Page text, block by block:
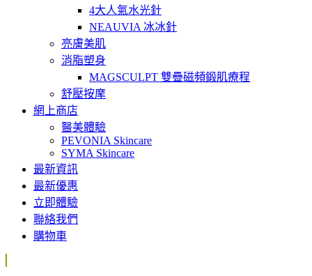
4大人氣水光針
NEAUVIA 冰冰針
亮膚美肌
消脂塑身
MAGSCULPT 雙疊磁頻鍛肌療程
舒壓按摩
網上商店
醫美體驗
PEVONIA Skincare
SYMA Skincare
最新資訊
最新優惠
立即體驗
聯絡我們
購物車